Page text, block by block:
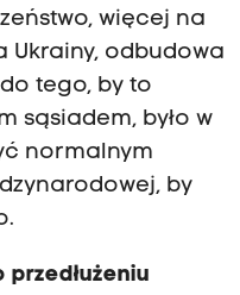
więcej na
Ukrainy, odbudowa
tego, by to
sąsiadem, było w
normalnym
by